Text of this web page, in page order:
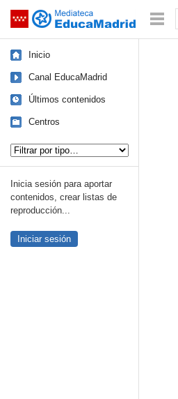
Saltar navegación
Inicio
Canal EducaMadrid
Últimos contenidos
Centros
Inicia sesión para aportar
contenidos, crear listas de
reproducción...
Iniciar sesión